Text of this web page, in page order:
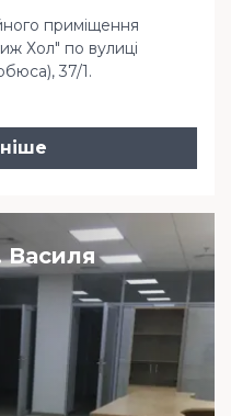
приміщення
Хол" по вулиці
37/1.
Василя